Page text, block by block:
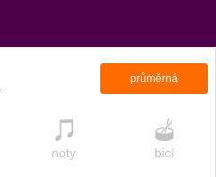
průměrná
noty bicí